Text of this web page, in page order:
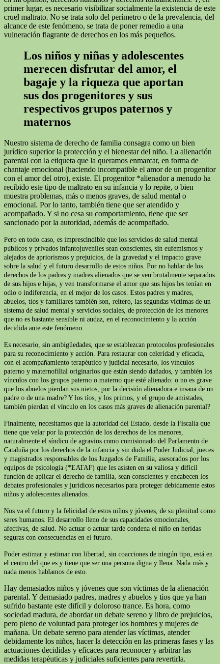
primer lugar, es necesario visibilizar socialmente la existencia de este
cruel maltrato. No se trata solo del perímetro o de la prevalencia, del
alcance de este fenómeno, se trata de poner remedio a una
vulneración flagrante de derechos en los más pequeños.
Los niños y niñas y adolescentes
merecen disfrutar del amor, el
bagaje y la riqueza que aportan
sus dos progenitores y sus
respectivos grupos paternos y
maternos
Nuestro sistema de derecho de familia consagra como un bien
jurídico superior la protección y el bienestar del niño. La alienación
parental con la etiqueta que la queramos enmarcar, en forma de
chantaje emocional (haciendo incompatible el amor de un progenitor
con el amor del otro), existe. El progenitor *alienador a menudo ha
recibido este tipo de maltrato en su infancia y lo repite, o bien
muestra problemas, más o menos graves, de salud mental o
emocional. Por lo tanto, también tiene que ser atendido y
acompañado. Y si no cesa su comportamiento, tiene que ser
sancionado por la autoridad, además de acompañado.
Pero en todo caso, es imprescindible que los servicios de salud mental
públicos y privados infantojuveniles sean conscientes, sin eufemismos y
alejados de apriorismos y prejuicios, de la gravedad y el impacto grave
sobre la salud y el futuro desarrollo de estos niños. Por no hablar de los
derechos de los padres y madres alienados que se ven brutalmente separados
de sus hijos e hijas, y ven transformarse el amor que sus hijos les tenían en
odio o indiferencia, en el mejor de los casos. Estos padres y madres,
abuelos, tíos y familiares también son, reitero, las segundas víctimas de un
sistema de salud mental y servicios sociales, de protección de los menores
que no es bastante sensible ni audaz, en el reconocimiento y la acción
decidida ante este fenómeno.
Es necesario, sin ambigüedades, que se establezcan protocolos profesionales
para su reconocimiento y acción. Para restaurar con celeridad y eficacia,
con el acompañamiento terapéutico y judicial necesario, los vínculos
paterno y maternofilial originarios que están siendo dañados, y también los
vínculos con los grupos paterno o materno que esté alienado: o no es grave
que los abuelos pierdan sus nietos, por la decisión alienadora e insana de un
padre o de una madre? Y los tíos, y los primos, y el grupo de amistades,
también pierdan el vínculo en los casos más graves de alienación parental?
Finalmente, necesitamos que la autoridad del Estado, desde la Fiscalía que
tiene que velar por la protección de los derechos de los menores,
naturalmente el síndico de agravios como comisionado del Parlamento de
Cataluña por los derechos de la infancia y sin duda el Poder Judicial, jueces
y magistrados responsables de los Juzgados de Familia, asesorados por los
equipos de psicología (*EATAF) que les asisten en su valiosa y difícil
función de aplicar el derecho de familia, sean conscientes y encabecen los
debates profesionales y jurídicos necesarios para proteger debidamente estos
niños y adolescentes alienados.
Nos va el futuro y la felicidad de estos niños y jóvenes, de su plenitud como
seres humanos. El desarrollo lleno de sus capacidades emocionales,
afectivas, de salud. No actuar o actuar tarde condena el niño en heridas
seguras con consecuencias en el futuro.
Poder estimar y estimar con libertad, sin coacciones de ningún tipo, está en
el centro del que es y tiene que ser una persona digna y llena. Nada más y
nada menos hablamos de esto.
Hay demasiados niños y jóvenes que son víctimas de la alienación
parental. Y demasiado padres, madres y abuelos y tíos que ya han
sufrido bastante este difícil y doloroso trance. Es hora, como
sociedad madura, de abordar un debate sereno y libro de prejuicios,
pero pleno de voluntad para proteger los hombres y mujeres de
mañana. Un debate sereno para atender las víctimas, atender
debidamente los niños, hacer la detección en las primeras fases y las
actuaciones decididas y eficaces para reconocer y arbitrar las
medidas terapéuticas y judiciales suficientes para revertirla.